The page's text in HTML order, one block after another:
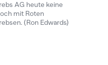
AG heute keine
mit Roten
(Ron Edwards)